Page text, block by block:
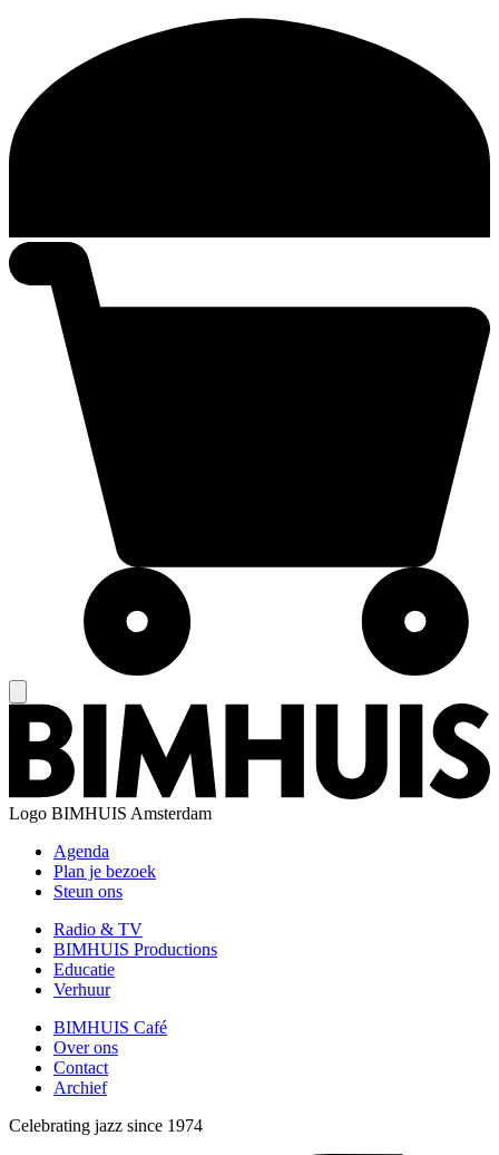
Logo BIMHUIS Amsterdam
Agenda
Plan je bezoek
Steun ons
Radio & TV
BIMHUIS Productions
Educatie
Verhuur
BIMHUIS Café
Over ons
Contact
Archief
Celebrating jazz since 1974